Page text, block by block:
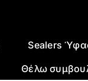
Sealers
Θέλω